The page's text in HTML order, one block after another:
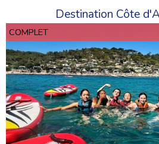
Destination Côte
COMPLET